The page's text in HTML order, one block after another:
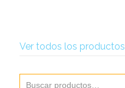
Ver todos los productos